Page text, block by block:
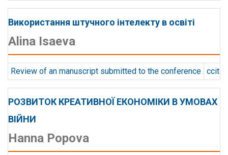
Використання штучного інтелекту в освіті
Alina Isaeva
Review of an manuscript submitted to the conference ccit
РОЗВИТОК КРЕАТИВНОЇ ЕКОНОМІКИ В УМОВАХ
ВІЙНИ
Hanna Popova